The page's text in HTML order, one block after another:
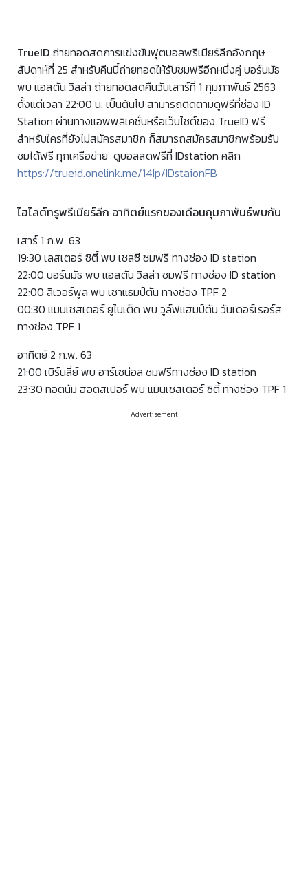
TrueID ถ่ายทอดสดการแข่งขันฟุตบอลพรีเมียร์ลีกอังกฤษ
สัปดาห์ที่ 25 สำหรับคืนนี้ถ่ายทอดให้รับชมฟรีอีกหนึ่งคู่ บอร์นมัธ
พบ แอสตัน วิลล่า ถ่ายทอดสดคืนวันเสาร์ที่ 1 กุมภาพันธ์ 2563
ตั้งแต่เวลา 22:00 น. เป็นต้นไป สามารถติดตามดูฟรีที่ช่อง ID
Station ผ่านทางแอพพลิเคชั่นหรือเว็บไซต์ของ TrueID ฟรี
สำหรับใครที่ยังไม่สมัครสมาชิก ก็สมารถสมัครสมาชิกพร้อมรับ
ชมได้ฟรี ทุกเครือข่าย ดูบอลสดฟรีที่ IDstation คลิก
https://trueid.onelink.me/14Ip/IDstaionFB
ไฮไลต์ทรูพรีเมียร์ลีก อาทิตย์แรกของเดือนกุมภาพันธ์พบกับ
เสาร์ 1 ก.พ. 63
19:30 เลสเตอร์ ซิตี้ พบ เชลซี ชมฟรี ทางช่อง ID station
22:00 บอร์นมัธ พบ แอสตัน วิลล่า ชมฟรี ทางช่อง ID station
22:00 ลิเวอร์พูล พบ เซาแธมป์ตัน ทางช่อง TPF 2
00:30 แมนเชสเตอร์ ยูไนเต็ด พบ วูล์ฟแฮมป์ตัน วันเดอร์เรอร์ส
ทางช่อง TPF 1
อาทิตย์ 2 ก.พ. 63
21:00 เบิร์นลี่ย์ พบ อาร์เซน่อล ชมฟรีทางช่อง ID station
23:30 ทอตนัม ฮอตสเปอร์ พบ แมนเชสเตอร์ ซิตี้ ทางช่อง TPF 1
Advertisement